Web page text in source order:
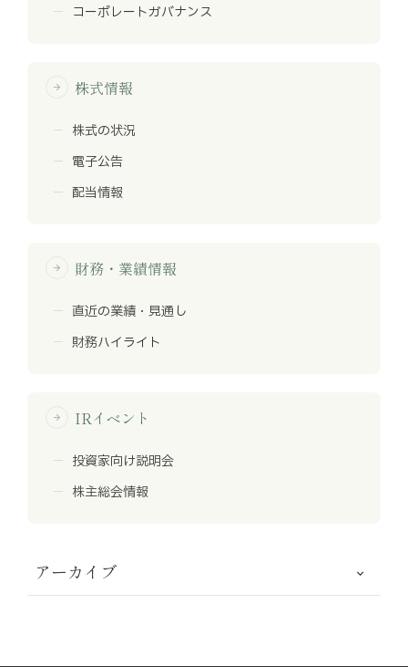
コーポレートガバナンス
arrow_forward 株式情報
株式の状況
電子公告
配当情報
arrow_forward 財務・業績情報
直近の業績・見通し
財務ハイライト
arrow_forward IRイベント
投資家向け説明会
株主総会情報
アーカイブ